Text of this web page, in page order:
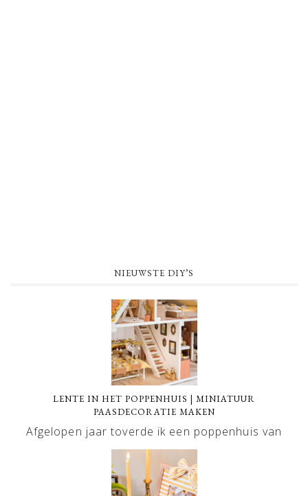
NIEUWSTE DIY’S
LENTE IN HET POPPENHUIS | MINIATUUR
PAASDECORATIE MAKEN
Afgelopen jaar toverde ik een poppenhuis van